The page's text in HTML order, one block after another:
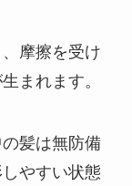
摩擦を受け
まれます。
髪は無防備
やすい状態